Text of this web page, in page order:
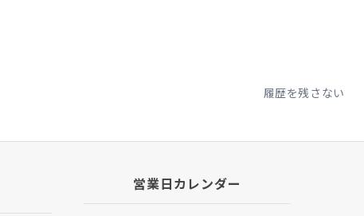
履歴を残さない
営業日カレンダー